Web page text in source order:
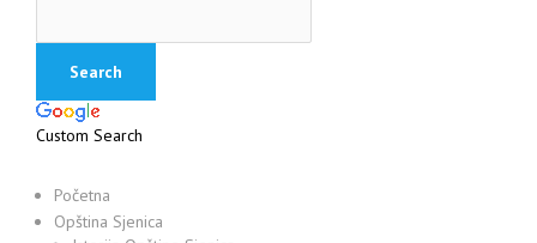
Custom Search
Početna
Opština Sjenica